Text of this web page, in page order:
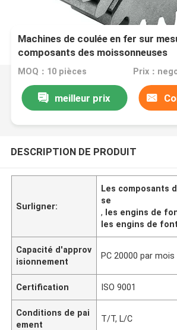
Machines de coulée en fer sur
composants des moissonneuses
MOQ：10 pièces Prix：
meilleur prix
DESCRIPTION DE PRODUIT
Surligner:
Les composants
se
, les engins de
les engins de
Capacité d'approv
isionnement
PC 20000 par mois
Certification ISO 9001
Conditions de pai
ement
T/T, L/C